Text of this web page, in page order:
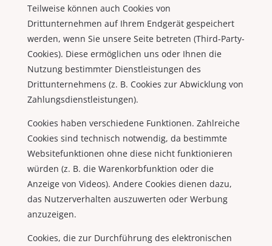
Teilweise können auch Cookies von
Drittunternehmen auf Ihrem Endgerät gespeichert
werden, wenn Sie unsere Seite betreten (Third-Party-
Cookies). Diese ermöglichen uns oder Ihnen die
Nutzung bestimmter Dienstleistungen des
Drittunternehmens (z. B. Cookies zur Abwicklung von
Zahlungsdienstleistungen).
Cookies haben verschiedene Funktionen. Zahlreiche
Cookies sind technisch notwendig, da bestimmte
Websitefunktionen ohne diese nicht funktionieren
würden (z. B. die Warenkorbfunktion oder die
Anzeige von Videos). Andere Cookies dienen dazu,
das Nutzerverhalten auszuwerten oder Werbung
anzuzeigen.
Cookies, die zur Durchführung des elektronischen